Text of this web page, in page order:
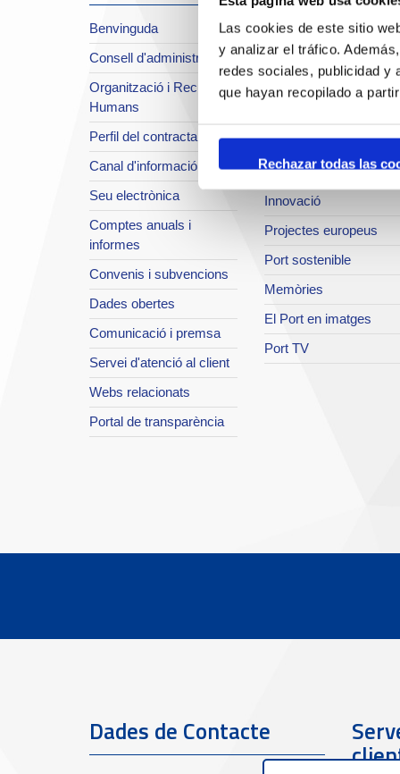
Las cookies de este sitio
y analizar el tráfico.
redes sociales, publicidad y
que hayan recopilado a
Rechazar todas las
Benvinguda
Consell d'administració
Organització i Recursos
Humans
Perfil del contractant
Canal d'informació
Seu electrònica
Comptes anuals i
informes
Convenis i subvencions
Dades obertes
Comunicació i premsa
Servei d'atenció al client
Webs relacionats
Portal de transparència
Sobre el Port
Situació i accessos
Planificació estratègica
Infraestructures en
Seguretat integral
Sistema de qualitat
Innovació
Projectes europeus
Port sostenible
Memòries
El Port en imatges
Port TV
Dades de Contacte